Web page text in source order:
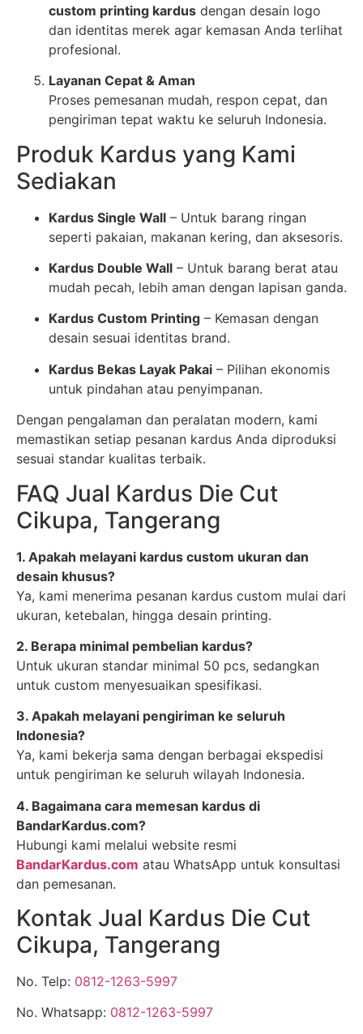
custom printing kardus dengan desain logo
dan identitas merek agar kemasan Anda terlihat
profesional.
Layanan Cepat & Aman
Proses pemesanan mudah, respon cepat, dan
pengiriman tepat waktu ke seluruh Indonesia.
Produk Kardus yang Kami
Sediakan
Kardus Single Wall – Untuk barang ringan
seperti pakaian, makanan kering, dan aksesoris.
Kardus Double Wall – Untuk barang berat atau
mudah pecah, lebih aman dengan lapisan ganda.
Kardus Custom Printing – Kemasan dengan
desain sesuai identitas brand.
Kardus Bekas Layak Pakai – Pilihan ekonomis
untuk pindahan atau penyimpanan.
Dengan pengalaman dan peralatan modern, kami
memastikan setiap pesanan kardus Anda diproduksi
sesuai standar kualitas terbaik.
FAQ Jual Kardus Die Cut
Cikupa, Tangerang
1. Apakah melayani kardus custom ukuran dan
desain khusus?
Ya, kami menerima pesanan kardus custom mulai dari
ukuran, ketebalan, hingga desain printing.
2. Berapa minimal pembelian kardus?
Untuk ukuran standar minimal 50 pcs, sedangkan
untuk custom menyesuaikan spesifikasi.
3. Apakah melayani pengiriman ke seluruh
Indonesia?
Ya, kami bekerja sama dengan berbagai ekspedisi
untuk pengiriman ke seluruh wilayah Indonesia.
4. Bagaimana cara memesan kardus di
BandarKardus.com?
Hubungi kami melalui website resmi
BandarKardus.com atau WhatsApp untuk konsultasi
dan pemesanan.
Kontak Jual Kardus Die Cut
Cikupa, Tangerang
No. Telp: 0812-1263-5997
No. Whatsapp: 0812-1263-5997